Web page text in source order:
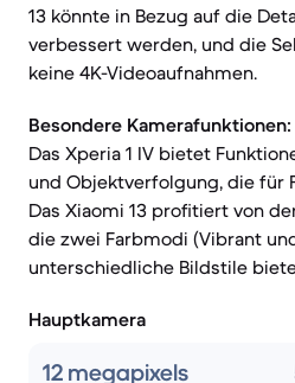
13 könnte in Bezug auf die
verbessert werden, und die
keine 4K-Videoaufnahmen.
Besondere Kamerafunktionen:
Das Xperia 1 IV bietet
und Objektverfolgung, die für
Das Xiaomi 13 profitiert von
die zwei Farbmodi (Vibrant
unterschiedliche Bildstile
Hauptkamera
12 megapixels